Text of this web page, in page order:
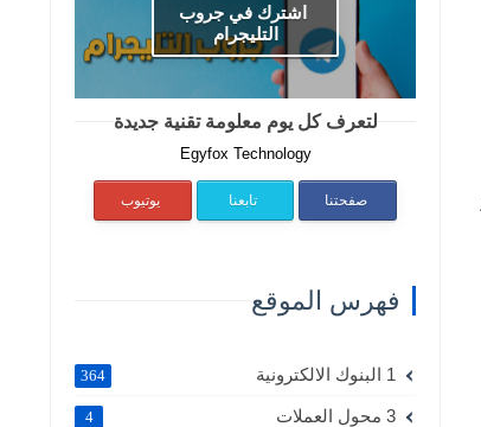
اشترك في جروب
التليجرام
لتعرف كل يوم معلومة تقنية جديدة
Egyfox Technology
صفحتنا تابعنا يوتيوب
فهرس الموقع
1 البنوك الالكترونية 364
3 محول العملات 4